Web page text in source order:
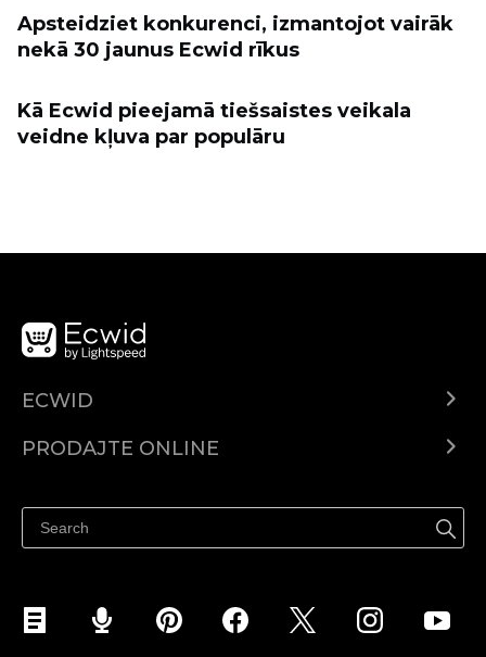
Apsteidziet konkurenci, izmantojot vairāk
nekā 30 jaunus Ecwid rīkus
Kā Ecwid pieejamā tiešsaistes veikala
veidne kļuva par populāru
ECWID
PRODAJTE ONLINE